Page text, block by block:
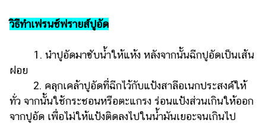
วิธีทำเฟรนช์ฟรายส์ปูอัด
1. นำปูอัดมาซับน้ำให้แห้ง หลังจากนั้นฉีกปูอัดเป็นเส้น
ฝอย
2. คลุกเคล้าปูอัดที่ฉีกไว้กับแป้งสาลีอเนกประสงค์ให้
ทั่ว จากนั้นใช้กระชอนหรือตะแกรง ร่อนแป้งส่วนเกินให้ออก
จากปูอัด เพื่อไม่ให้แป้งติดลงไปในน้ำมันเยอะจนเกินไป